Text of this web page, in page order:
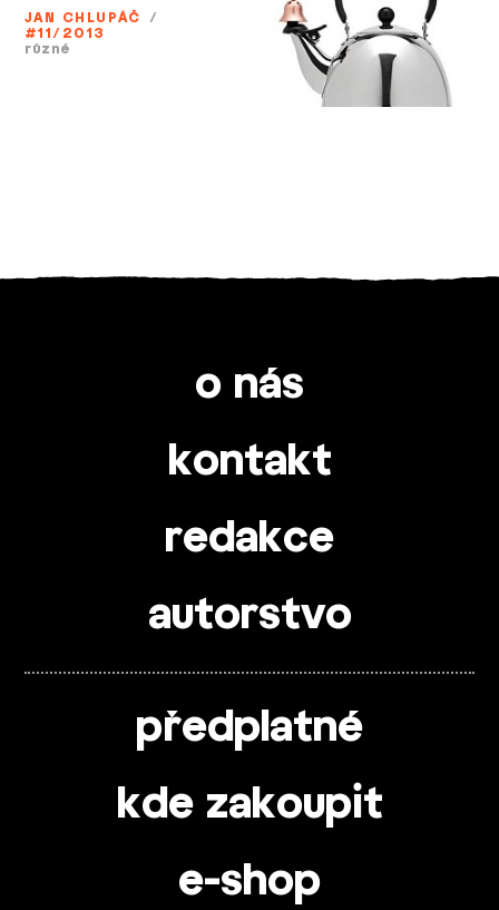
JAN CHLUPÁČ /
#11/2013
různé
o nás
kontakt
redakce
autorstvo
předplatné
kde zakoupit
e-shop